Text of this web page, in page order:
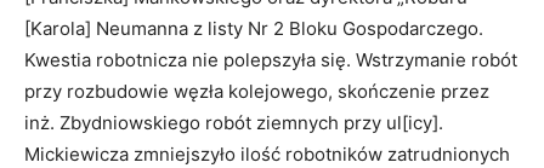
[Karola] Neumanna z listy Nr 2 Bloku Gospodarczego.
Kwestia robotnicza nie polepszyła się. Wstrzymanie robót
przy rozbudowie węzła kolejowego, skończenie przez
inż. Zbydniowskiego robót ziemnych przy ul[icy].
Mickiewicza zmniejszyło ilość robotników zatrudnionych